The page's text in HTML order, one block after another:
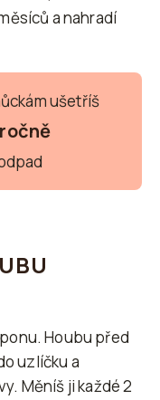
a nahradí
ušetříš
Houbu před
uzlíčku a
Měníš ji každé 2